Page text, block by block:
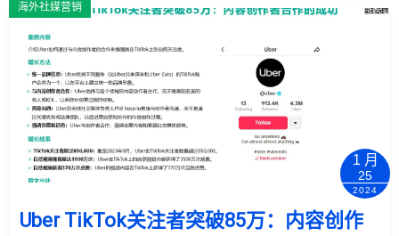
海外社媒营销
1 月
25
2024
Uber TikTok关注者突破85万：内容创作